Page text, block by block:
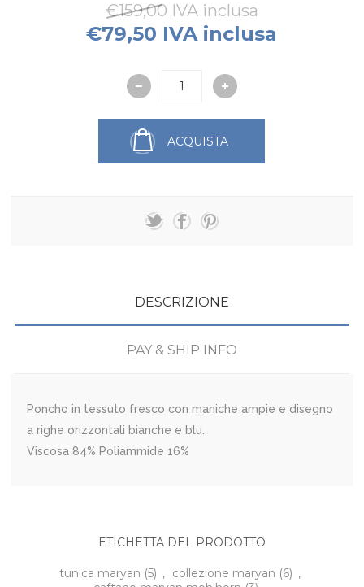
€159,00 IVA inclusa
€79,50 IVA inclusa
ACQUISTA
DESCRIZIONE
PAY & SHIP INFO
Poncho in tessuto fresco con maniche ampie e disegno
a righe orizzontali bianche e blu.
Viscosa 84% Poliammide 16%
ETICHETTA DEL PRODOTTO
tunica maryan (5) , collezione maryan (6) ,